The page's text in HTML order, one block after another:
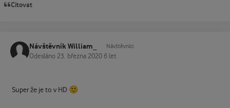
Citovat
Návštěvník William_ Návštěvníci
Odesláno 23. března 2020 6 let
Super že je to v HD 🙂